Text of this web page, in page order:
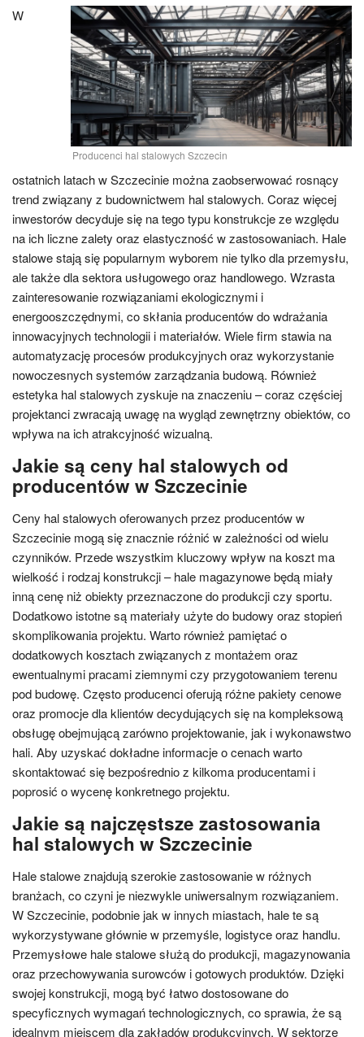
Producenci hal stalowych Szczecin
W
ostatnich latach w Szczecinie można zaobserwować rosnący
trend związany z budownictwem hal stalowych. Coraz więcej
inwestorów decyduje się na tego typu konstrukcje ze względu
na ich liczne zalety oraz elastyczność w zastosowaniach. Hale
stalowe stają się popularnym wyborem nie tylko dla przemysłu,
ale także dla sektora usługowego oraz handlowego. Wzrasta
zainteresowanie rozwiązaniami ekologicznymi i
energooszczędnymi, co skłania producentów do wdrażania
innowacyjnych technologii i materiałów. Wiele firm stawia na
automatyzację procesów produkcyjnych oraz wykorzystanie
nowoczesnych systemów zarządzania budową. Również
estetyka hal stalowych zyskuje na znaczeniu – coraz częściej
projektanci zwracają uwagę na wygląd zewnętrzny obiektów, co
wpływa na ich atrakcyjność wizualną.
Jakie są ceny hal stalowych od
producentów w Szczecinie
Ceny hal stalowych oferowanych przez producentów w
Szczecinie mogą się znacznie różnić w zależności od wielu
czynników. Przede wszystkim kluczowy wpływ na koszt ma
wielkość i rodzaj konstrukcji – hale magazynowe będą miały
inną cenę niż obiekty przeznaczone do produkcji czy sportu.
Dodatkowo istotne są materiały użyte do budowy oraz stopień
skomplikowania projektu. Warto również pamiętać o
dodatkowych kosztach związanych z montażem oraz
ewentualnymi pracami ziemnymi czy przygotowaniem terenu
pod budowę. Często producenci oferują różne pakiety cenowe
oraz promocje dla klientów decydujących się na kompleksową
obsługę obejmującą zarówno projektowanie, jak i wykonawstwo
hali. Aby uzyskać dokładne informacje o cenach warto
skontaktować się bezpośrednio z kilkoma producentami i
poprosić o wycenę konkretnego projektu.
Jakie są najczęstsze zastosowania
hal stalowych w Szczecinie
Hale stalowe znajdują szerokie zastosowanie w różnych
branżach, co czyni je niezwykle uniwersalnym rozwiązaniem.
W Szczecinie, podobnie jak w innych miastach, hale te są
wykorzystywane głównie w przemyśle, logistyce oraz handlu.
Przemysłowe hale stalowe służą do produkcji, magazynowania
oraz przechowywania surowców i gotowych produktów. Dzięki
swojej konstrukcji, mogą być łatwo dostosowane do
specyficznych wymagań technologicznych, co sprawia, że są
idealnym miejscem dla zakładów produkcyjnych. W sektorze